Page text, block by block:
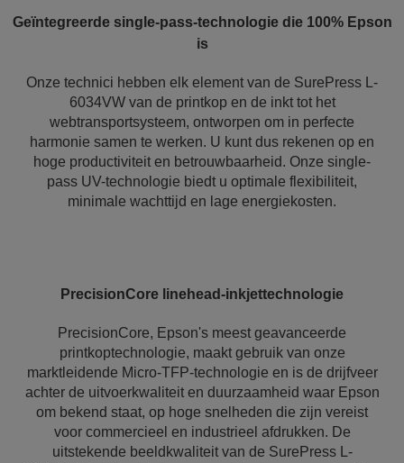
Geïntegreerde single-pass-technologie die 100% Epson
is
Onze technici hebben elk element van de SurePress L-
6034VW van de printkop en de inkt tot het
webtransportsysteem, ontworpen om in perfecte
harmonie samen te werken. U kunt dus rekenen op en
hoge productiviteit en betrouwbaarheid. Onze single-
pass UV-technologie biedt u optimale flexibiliteit,
minimale wachttijd en lage energiekosten.
PrecisionCore linehead-inkjettechnologie
PrecisionCore, Epson's meest geavanceerde
printkoptechnologie, maakt gebruik van onze
marktleidende Micro-TFP-technologie en is de drijfveer
achter de uitvoerkwaliteit en duurzaamheid waar Epson
om bekend staat, op hoge snelheden die zijn vereist
voor commercieel en industrieel afdrukken. De
uitstekende beeldkwaliteit van de SurePress L-